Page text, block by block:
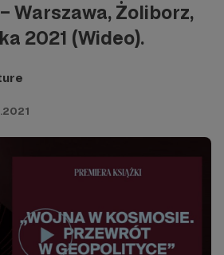
Warszawa, Żoliborz,
2021 (Wideo).